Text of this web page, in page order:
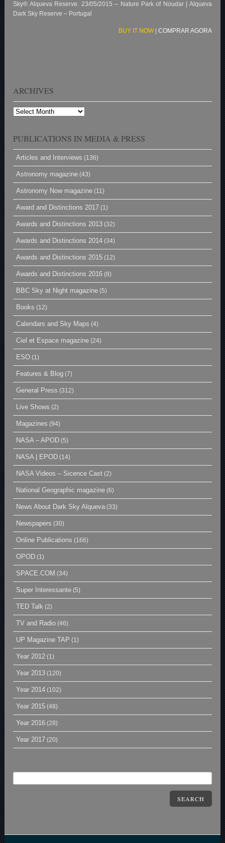
Sky® Alqueva Reserve. 23/05/2015 – Nature Park of Noudar | Alqueva
Dark Sky Reserve – Portugal
BUY IT NOW| COMPRAR AGORA
ARCHIVES
Archives
PUBLICATIONS IN MEDIA & PRESS
Articles and Interviews (136)
Astronomy magazine (43)
Astronomy Now magazine (11)
Award and Distinctions 2017 (1)
Awards and Distinctions 2013 (32)
Awards and Distinctions 2014 (34)
Awards and Distinctions 2015 (12)
Awards and Distinctions 2016 (8)
BBC Sky at Night magazine (5)
Books (12)
Calendars and Sky Maps (4)
Ciel et Espace magazine (24)
ESO (1)
Features & Blog (7)
General Press (312)
Live Shows (2)
Magazines (94)
NASA – APOD (5)
NASA | EPOD (14)
NASA Videos – Sicence Cast (2)
National Geographic magazine (6)
News About Dark Sky Alqueva (33)
Newspapers (30)
Online Publications (166)
OPOD (1)
SPACE.COM (34)
Super Interessante (5)
TED Talk (2)
TV and Radio (46)
UP Magazine TAP (1)
Year 2012 (1)
Year 2013 (120)
Year 2014 (102)
Year 2015 (48)
Year 2016 (28)
Year 2017 (20)
SEARCH